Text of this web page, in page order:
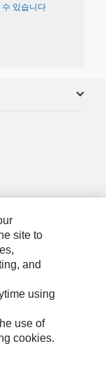
수 있습니다
site to
and
using
use of
cookies.